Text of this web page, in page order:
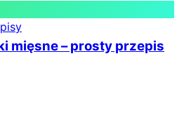
mięsne – prosty przepis